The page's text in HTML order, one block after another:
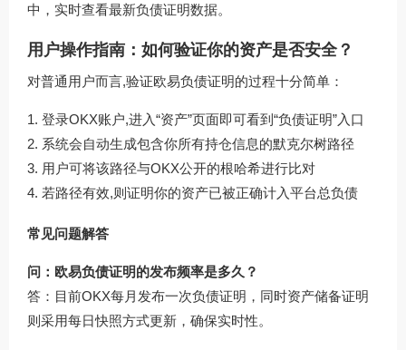
中，实时查看最新负债证明数据。
用户操作指南：如何验证你的资产是否安全？
对普通用户而言,验证欧易负债证明的过程十分简单：
登录OKX账户,进入“资产”页面即可看到“负债证明”入口
系统会自动生成包含你所有持仓信息的默克尔树路径
用户可将该路径与OKX公开的根哈希进行比对
若路径有效,则证明你的资产已被正确计入平台总负债
常见问题解答
问：欧易负债证明的发布频率是多久？
答：目前OKX每月发布一次负债证明，同时资产储备证明
则采用每日快照方式更新，确保实时性。